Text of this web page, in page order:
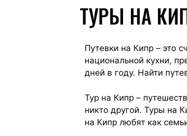
ТУРЫ НА
Путевки на Кипр – это
национальной кухни,
дней в году. Найти
Тур на Кипр –
никто другой. Туры на
на Кипр любят как